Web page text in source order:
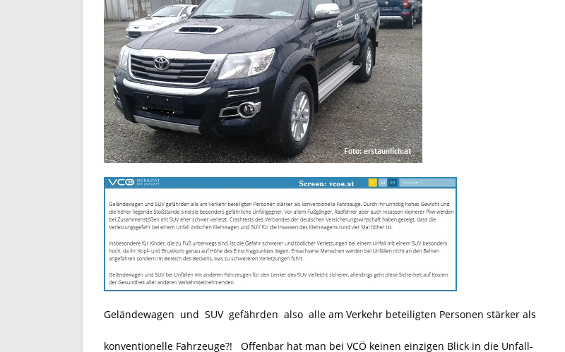
Geländewagen und SUV gefährden also alle am Verkehr beteiligten Personen stärker als
konventionelle Fahrzeuge?! Offenbar hat man bei VCÖ keinen einzigen Blick in die Unfall-